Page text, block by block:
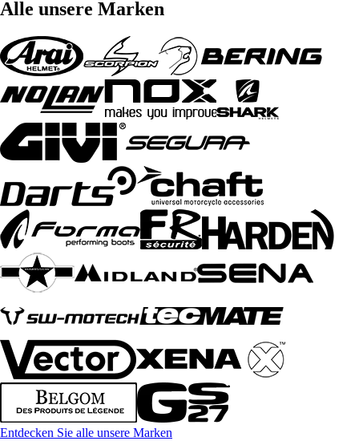
Alle unsere Marken
Entdecken Sie alle unsere Marken